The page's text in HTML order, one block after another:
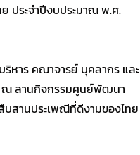
ประจำปีงบประมาณ พ.ศ.
หาร คณาจารย์ บุคลากร และ
ณ ลานกิจกรรมศูนย์พัฒนา
สานประเพณีที่ดีงามของไทย